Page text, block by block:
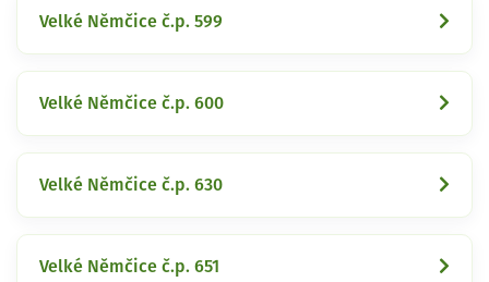
Velké Němčice č.p. 599
Velké Němčice č.p. 600
Velké Němčice č.p. 630
Velké Němčice č.p. 651